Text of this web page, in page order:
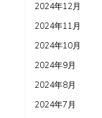
2024年12月
2024年11月
2024年10月
2024年9月
2024年8月
2024年7月